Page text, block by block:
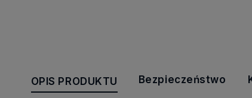
OPIS PRODUKTU Bezpieczeństwo